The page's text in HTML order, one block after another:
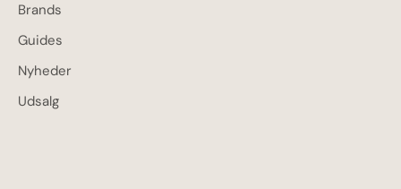
Brands
Guides
Nyheder
Udsalg